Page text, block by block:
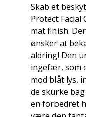
Skab et
Protect Facial
mat finish.
ønsker at
aldring! Den
ingefær, som
mod blåt lys,
de skurke
en forbedret